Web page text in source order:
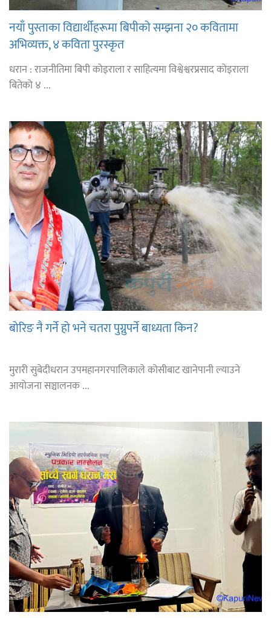
नयाँ पुस्ताका विद्यार्थीहरूमा बिपीको सम्झना २० कवितामा
अभिव्यक्त, ४ कविता पुरस्कृत
धरान : राजनीतिमा बिपी कोइराला र साहित्यमा विश्वेश्वरप्रसाद कोइराला
बितेको ४ ...
बोरिङ नै गर्ने हो भने चतरा पुग्नुपर्ने बाध्यता किन?
मुरारी सुबेदीधरान उपमहानगरपालिकाले कोसीबाट खानेपानी ल्याउने
आयोजना सञ्चालनक ...